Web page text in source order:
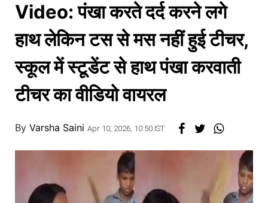
मनोरंजन
स्पोर्ट्स
बिझनेस
लाईफस्टाईल
खाना
Video: पंखा करते दर्द करने लगे
हाथ लेकिन टस से मस नहीं हुई टीचर,
स्कूल में स्टूडेंट से हाथ पंखा करवाती
टीचर का वीडियो वायरल
By Varsha Saini Apr 10, 2026, 10:50 IST